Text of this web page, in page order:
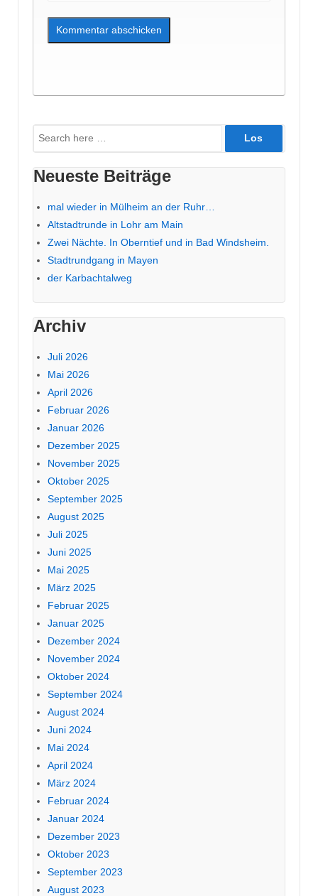
Suche
nach:
Neueste Beiträge
mal wieder in Mülheim an der Ruhr…
Altstadtrunde in Lohr am Main
Zwei Nächte. In Oberntief und in Bad Windsheim.
Stadtrundgang in Mayen
der Karbachtalweg
Archiv
Juli 2026
Mai 2026
April 2026
Februar 2026
Januar 2026
Dezember 2025
November 2025
Oktober 2025
September 2025
August 2025
Juli 2025
Juni 2025
Mai 2025
März 2025
Februar 2025
Januar 2025
Dezember 2024
November 2024
Oktober 2024
September 2024
August 2024
Juni 2024
Mai 2024
April 2024
März 2024
Februar 2024
Januar 2024
Dezember 2023
Oktober 2023
September 2023
August 2023